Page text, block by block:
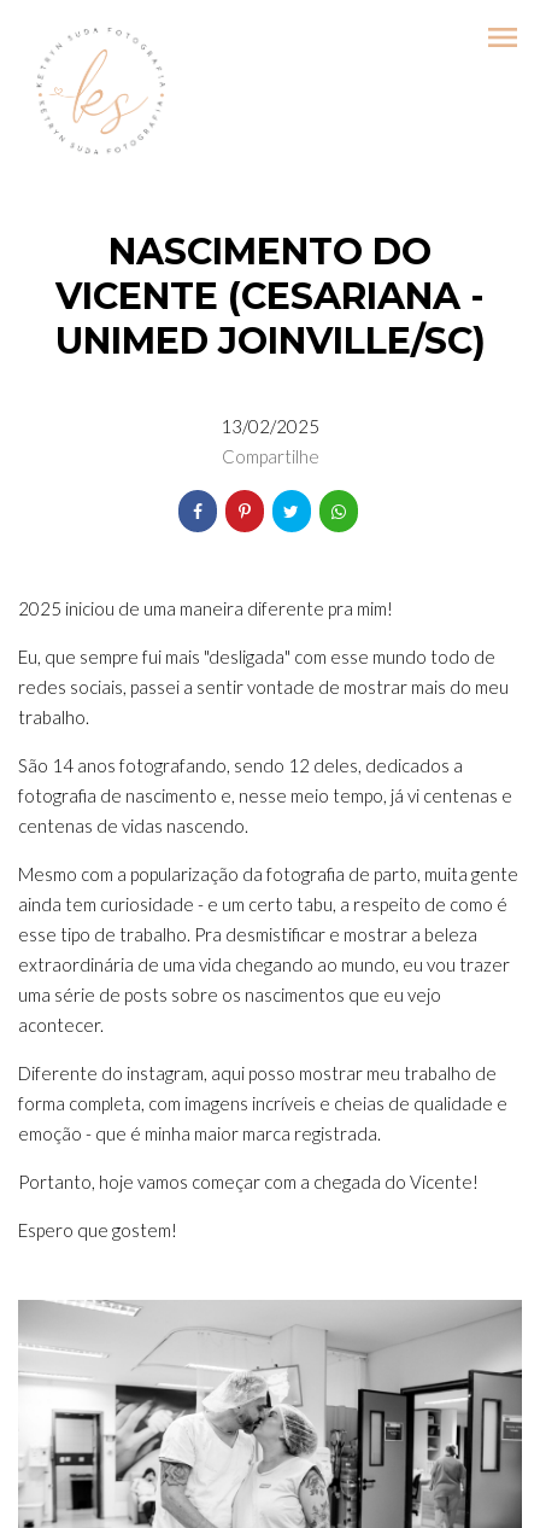
menu
NASCIMENTO DO
VICENTE (CESARIANA -
UNIMED JOINVILLE/SC)
13/02/2025
Compartilhe
2025 iniciou de uma maneira diferente pra mim!
Eu, que sempre fui mais "desligada" com esse mundo todo de
redes sociais, passei a sentir vontade de mostrar mais do meu
trabalho.
São 14 anos fotografando, sendo 12 deles, dedicados a
fotografia de nascimento e, nesse meio tempo, já vi centenas e
centenas de vidas nascendo.
Mesmo com a popularização da fotografia de parto, muita gente
ainda tem curiosidade - e um certo tabu, a respeito de como é
esse tipo de trabalho. Pra desmistificar e mostrar a beleza
extraordinária de uma vida chegando ao mundo, eu vou trazer
uma série de posts sobre os nascimentos que eu vejo
acontecer.
Diferente do instagram, aqui posso mostrar meu trabalho de
forma completa, com imagens incríveis e cheias de qualidade e
emoção - que é minha maior marca registrada.
Portanto, hoje vamos começar com a chegada do Vicente!
Espero que gostem!